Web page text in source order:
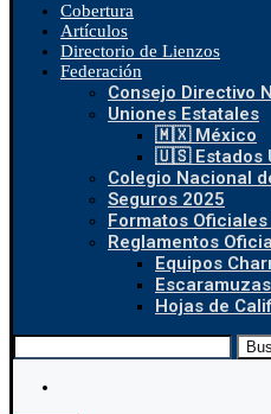
Cobertura
Artículos
Directorio de Lienzos
Federación
Consejo Directivo
Uniones Estatales
🇲🇽 México
🇺🇸 Estados
Colegio Nacional
Seguros 2025
Formatos Oficiales
Reglamentos
Equipos
Hojas de